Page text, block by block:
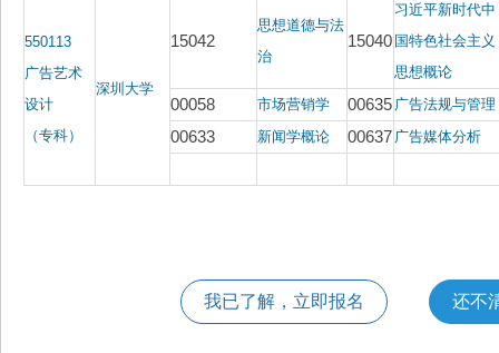
550113
广告艺术
设计
（专科）
深圳大学
15042
思想道德与法
治
15040
习近平新时代中
国特色社会主义
思想概论
00058 市场营销学 00635 广告法规与管理
00633 新闻学概论 00637 广告媒体分析
我已了解，立即报名 还不